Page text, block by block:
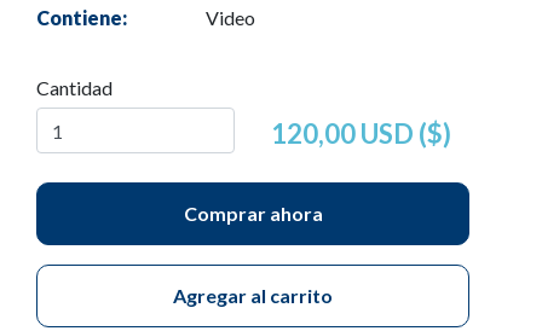
Contiene:
Video
Cantidad
120,00 USD ($)
Comprar ahora
Agregar al carrito